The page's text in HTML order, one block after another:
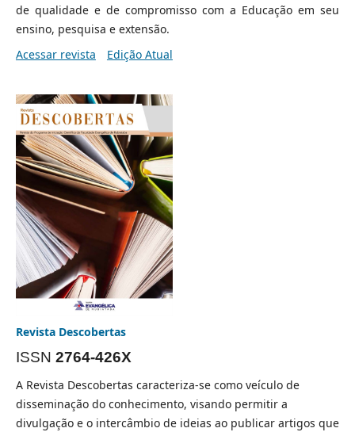
de qualidade e de compromisso com a Educação em seu
ensino, pesquisa e extensão.
Acessar revista
Edição Atual
Revista Descobertas
ISSN 2764-426X
A Revista Descobertas caracteriza-se como veículo de
disseminação do conhecimento, visando permitir a
divulgação e o intercâmbio de ideias ao publicar artigos que